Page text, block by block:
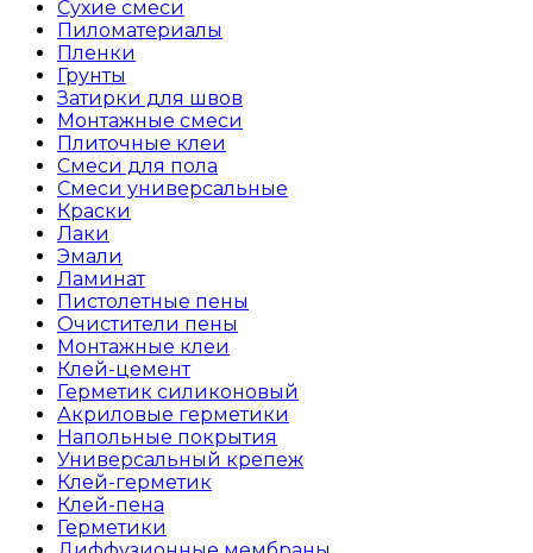
Сухие смеси
Пиломатериалы
Пленки
Грунты
Затирки для швов
Монтажные смеси
Плиточные клеи
Смеси для пола
Смеси универсальные
Краски
Лаки
Эмали
Ламинат
Пистолетные пены
Очистители пены
Монтажные клеи
Клей-цемент
Герметик силиконовый
Акриловые герметики
Напольные покрытия
Универсальный крепеж
Клей-герметик
Клей-пена
Герметики